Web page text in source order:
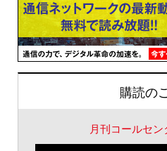
購読の
月刊コールセ